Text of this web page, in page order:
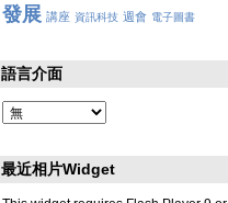
發展 講座 資訊科技 週會 電子圖書
語言介面
最近相片Widget